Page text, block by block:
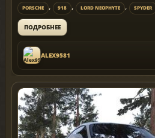
PORSCHE , 918 , LORD NEOPHYTE , SPYDER
ПОДРОБНЕЕ
ALEX9581